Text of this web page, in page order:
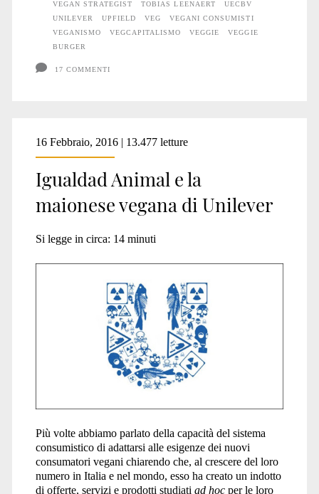
VEGAN STRATEGIST TOBIAS LEENAERT
UECBV
UNILEVER
UPFIELD VEG
VEGANI CONSUMISTI
VEGANISMO
VEGCAPITALISMO VEGGIE
VEGGIE
BURGER
17 COMMENTI
16 Febbraio, 2016 | 13.477 letture
Igualdad Animal e la
maionese vegana di Unilever
Si legge in circa: 14 minuti
Più volte abbiamo parlato della capacità del sistema
consumistico di adattarsi alle esigenze dei nuovi
consumatori vegani chiarendo che, al crescere del loro
numero in Italia e nel mondo, esso ha creato un indotto
di offerte, servizi e prodotti studiati ad hocper le loro